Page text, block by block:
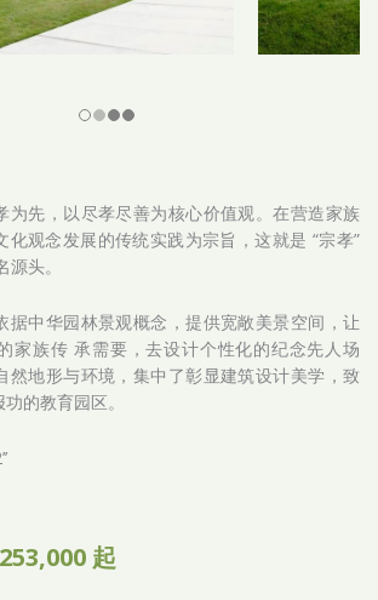
为先，以尽孝尽善为核心价值观。在营造家族
化观念发展的传统实践为宗旨，这就是 “宗孝”
头。
据中华园林景观概念，提供宽敞美景空间，让
家族传 承需要，去设计个性化的纪念先人场
然地形与环境，集中了彰显建筑设计美学，致
的教育园区。
起